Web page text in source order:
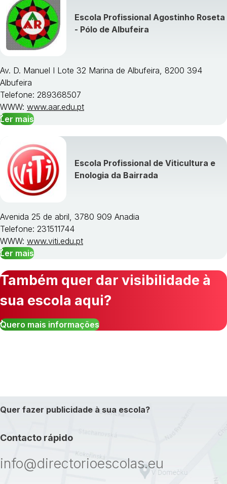
Escola Profissional Agostinho Roseta
- Pólo de Albufeira
Av. D. Manuel I Lote 32 Marina de Albufeira, 8200 394
Albufeira
Telefone: 289368507
WWW: www.aar.edu.pt
Ler mais
Escola Profissional de Viticultura e
Enologia da Bairrada
Avenida 25 de abril, 3780 909 Anadia
Telefone: 231511744
WWW: www.viti.edu.pt
Ler mais
Também quer dar visibilidade à
sua escola aqui?
Quero mais informações
Quer fazer publicidade à sua escola?
Contacto rápido
info@directorioescolas.eu